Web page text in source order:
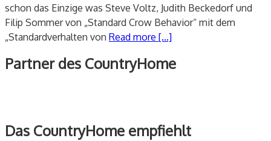
schon das Einzige was Steve Voltz, Judith Beckedorf und
Filip Sommer von „Standard Crow Behavior“ mit dem
„Standardverhalten von Read more [...]
Partner des CountryHome
Das CountryHome empfiehlt